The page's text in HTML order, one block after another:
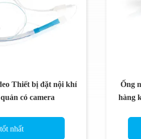
Thiết bị đặt nội khí
có camera
nhất
Ống
hàng